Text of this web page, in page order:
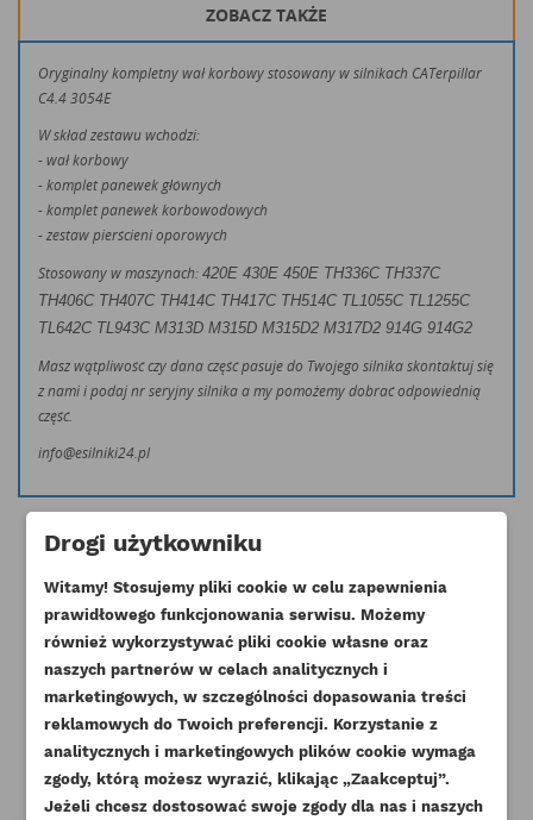
ZOBACZ TAKŻE
Oryginalny kompletny wał korbowy stosowany w silnikach CATerpillar
C4.4 3054E
W skład zestawu wchodzi:
- wał korbowy
- komplet panewek głównych
- komplet panewek korbowodowych
- zestaw pierścieni oporowych
Stosowany w maszynach: 420E 430E 450E TH336C TH337C
TH406C TH407C TH414C TH417C TH514C TL1055C TL1255C
TL642C TL943C M313D M315D M315D2 M317D2 914G 914G2
Masz wątpliwość czy dana część pasuje do Twojego silnika skontaktuj się
z nami i podaj nr seryjny silnika a my pomożemy dobrać odpowiednią
część.
info@esilniki24.pl
Klienci którzy zakupili ten produkt
kupili również:
Drogi użytkowniku
Witamy! Stosujemy pliki cookie w celu zapewnienia
prawidłowego funkcjonowania serwisu. Możemy
również wykorzystywać pliki cookie własne oraz
naszych partnerów w celach analitycznych i
marketingowych, w szczególności dopasowania treści
reklamowych do Twoich preferencji. Korzystanie z
analitycznych i marketingowych plików cookie wymaga
zgody, którą możesz wyrazić, klikając „Zaakceptuj”.
Jeżeli chcesz dostosować swoje zgody dla nas i naszych